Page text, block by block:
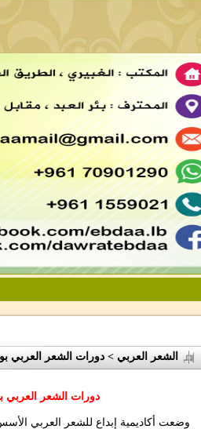
الشعر العربي > دورات الشعر العربي
دورات الشعر العربي
وضعت أكاديمية إبداع للشعر العربي